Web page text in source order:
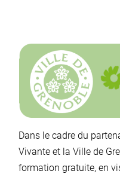
Dans le cadre du
Vivante et la Ville de
formation gratuite, en